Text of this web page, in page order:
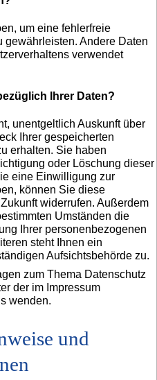
um eine fehlerfreie
gewährleisten. Andere Daten
verwendet
Ihrer Daten?
unentgeltlich Auskunft über
Ihrer gespeicherten
erhalten. Sie haben
oder Löschung dieser
eine Einwilligung zur
können Sie diese
widerrufen. Außerdem
Umständen die
Ihrer personenbezogenen
steht Ihnen ein
Aufsichtsbehörde zu.
zum Thema Datenschutz
der im Impressum
wenden.
und